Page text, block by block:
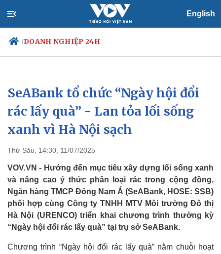
English
/DOANH NGHIỆP 24H
Chính trị
Đảng
Tổ chức nhân sự
Quốc hội
Xã hội
Tin 24h
Dự báo thời tiết
Giáo dục
SeABank tổ chức “Ngày hội đổi
rác lấy quà” - Lan tỏa lối sống
xanh vì Hà Nội sạch
Thứ Sáu, 14:30, 11/07/2025
VOV.VN - Hướng đến mục tiêu xây dựng lối sống xanh
và nâng cao ý thức phân loại rác trong cộng đồng,
Ngân hàng TMCP Đông Nam Á (SeABank, HOSE: SSB)
phối hợp cùng Công ty TNHH MTV Môi trường Đô thị
Hà Nội (URENCO) triển khai chương trình thường kỳ
“Ngày hội đổi rác lấy quà” tại trụ sở SeABank.
Chương trình “Ngày hội đổi rác lấy quà” nằm chuỗi hoạt